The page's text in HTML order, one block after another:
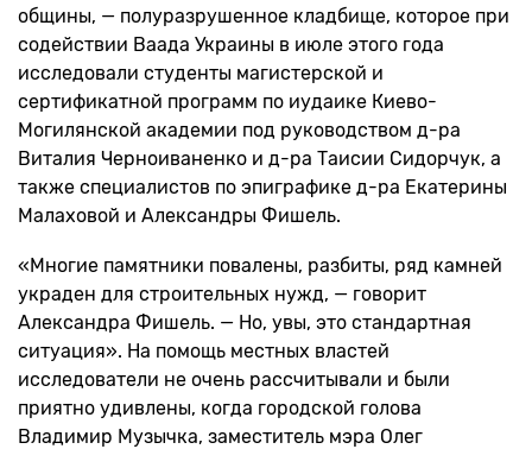
общины, — полуразрушенное кладбище, которое при
содействии Ваада Украины в июле этого года
исследовали студенты магистерской и
сертификатной программ по иудаике Киево-
Могилянской академии под руководством д-ра
Виталия Черноиваненко и д-ра Таисии Сидорчук, а
также специалистов по эпиграфике д-ра Екатерины
Малаховой и Александры Фишель.
«Многие памятники повалены, разбиты, ряд камней
украден для строительных нужд, — говорит
Александра Фишель. — Но, увы, это стандартная
ситуация». На помощь местных властей
исследователи не очень рассчитывали и были
приятно удивлены, когда городской голова
Владимир Музычка, заместитель мэра Олег